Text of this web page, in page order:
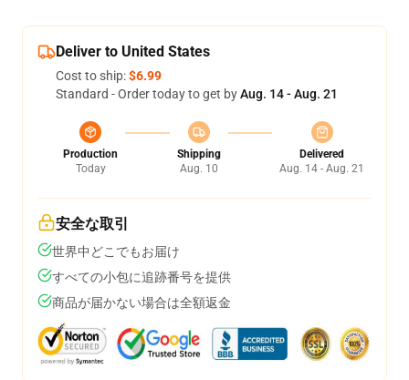
Deliver to United States
Cost to ship:$6.99
Standard - Order today to get byAug. 14 - Aug. 21
Production
Today
Shipping
Aug. 10
Delivered
Aug. 14 - Aug. 21
安全な取引
世界中どこでもお届け
すべての小包に追跡番号を提供
商品が届かない場合は全額返金